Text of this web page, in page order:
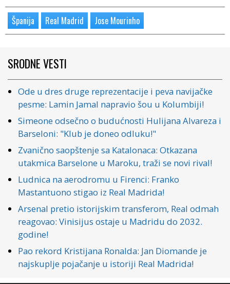
Španija Real Madrid Jose Mourinho
SRODNE VESTI
Ode u dres druge reprezentacije i peva navijačke
pesme: Lamin Jamal napravio šou u Kolumbiji!
Simeone odsečno o budućnosti Hulijana Alvareza i
Barseloni: "Klub je doneo odluku!"
Zvanično saopštenje sa Katalonaca: Otkazana
utakmica Barselone u Maroku, traži se novi rival!
Ludnica na aerodromu u Firenci: Franko
Mastantuono stigao iz Real Madrida!
Arsenal pretio istorijskim transferom, Real odmah
reagovao: Vinisijus ostaje u Madridu do 2032.
godine!
Pao rekord Kristijana Ronalda: Jan Diomande je
najskuplje pojačanje u istoriji Real Madrida!